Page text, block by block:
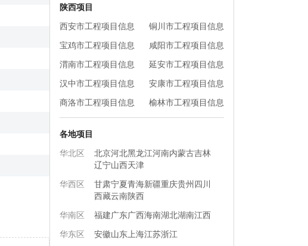
陕西项目
西安市工程项目信息
铜川市工程项目信息
宝鸡市工程项目信息
咸阳市工程项目信息
渭南市工程项目信息
延安市工程项目信息
汉中市工程项目信息
安康市工程项目信息
商洛市工程项目信息
榆林市工程项目信息
各地项目
华北区
北京河北黑龙江河南内蒙古吉林
辽宁山西天津
华西区
甘肃宁夏青海新疆重庆贵州四川
西藏云南陕西
华南区
福建广东广西海南湖北湖南江西
华东区
安徽山东上海江苏浙江